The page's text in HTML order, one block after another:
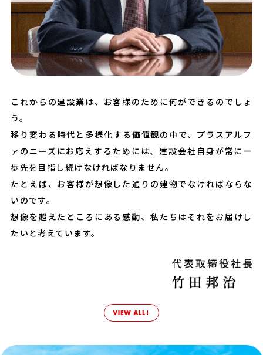
これからの建設業は、お客様のために何ができるのでしょ
う。
移り変わる時代と多様化する価値観の中で、プラスアルフ
ァのニーズにお応えするためには、建設会社自身が常に一
歩先を目指し続けなければなりません。
たとえば、お客様が想像した通りの建物でなければならな
いのです。
想像を超えたところにある感動、私たちはそれをお届けし
たいと考えています。